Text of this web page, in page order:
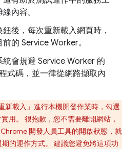
內容。
鈕後，每次重新載入網頁時，
的 Service Worker。
統會規避 Service Worker 的
式碼，並一律從網路擷取內
新載入」進行本機開發作業時，勾選
用。 很抱歉，您不需要離開網站，
開發人員工具的開啟狀態，就
的運作方式。 建議您避免將這項功